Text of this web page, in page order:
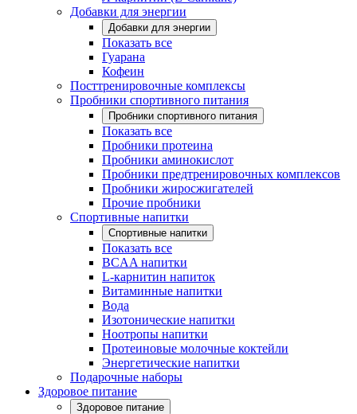
Добавки для энергии
Добавки для энергии
Показать все
Гуарана
Кофеин
Посттренировочные комплексы
Пробники спортивного питания
Пробники спортивного питания
Показать все
Пробники протеина
Пробники аминокислот
Пробники предтренировочных комплексов
Пробники жиросжигателей
Прочие пробники
Спортивные напитки
Спортивные напитки
Показать все
BCAA напитки
L-карнитин напиток
Витаминные напитки
Вода
Изотонические напитки
Ноотропы напитки
Протеиновые молочные коктейли
Энергетические напитки
Подарочные наборы
Здоровое питание
Здоровое питание